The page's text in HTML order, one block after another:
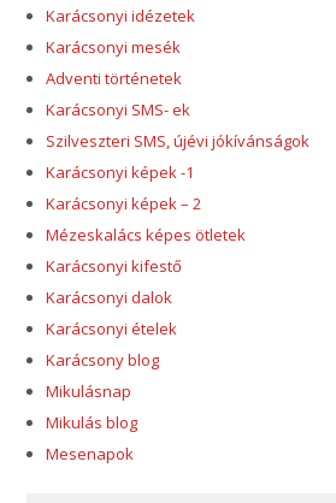
Karácsonyi idézetek
Karácsonyi mesék
Adventi történetek
Karácsonyi SMS- ek
Szilveszteri SMS, újévi jókívánságok
Karácsonyi képek -1
Karácsonyi képek – 2
Mézeskalács képes ötletek
Karácsonyi kifestő
Karácsonyi dalok
Karácsonyi ételek
Karácsony blog
Mikulásnap
Mikulás blog
Mesenapok